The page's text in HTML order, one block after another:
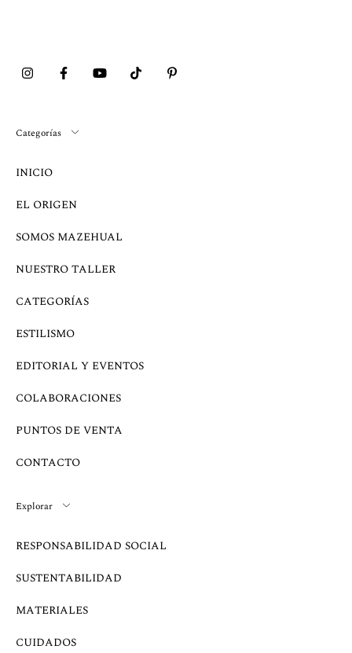
Categorías
INICIO
EL ORIGEN
SOMOS MAZEHUAL
NUESTRO TALLER
CATEGORÍAS
ESTILISMO
EDITORIAL Y EVENTOS
COLABORACIONES
PUNTOS DE VENTA
CONTACTO
Explorar
RESPONSABILIDAD SOCIAL
SUSTENTABILIDAD
MATERIALES
CUIDADOS